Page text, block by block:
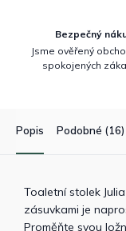
Bezpečný
Jsme ověřený
spokojených
Popis Podobné (16)
Toaletní stolek
zásuvkami je
Proměňte svou